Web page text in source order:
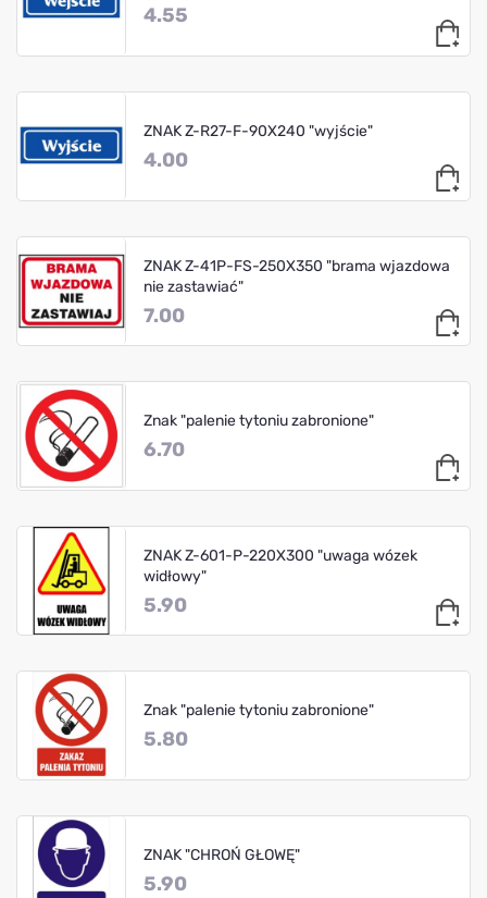
4.55
ZNAK Z-R27-F-90X240 "wyjście"
4.00
ZNAK Z-41P-FS-250X350 "brama wjazdowa
nie zastawiać"
7.00
Znak "palenie tytoniu zabronione"
6.70
ZNAK Z-601-P-220X300 "uwaga wózek
widłowy"
5.90
Znak "palenie tytoniu zabronione"
5.80
ZNAK "CHROŃ GŁOWĘ"
5.90